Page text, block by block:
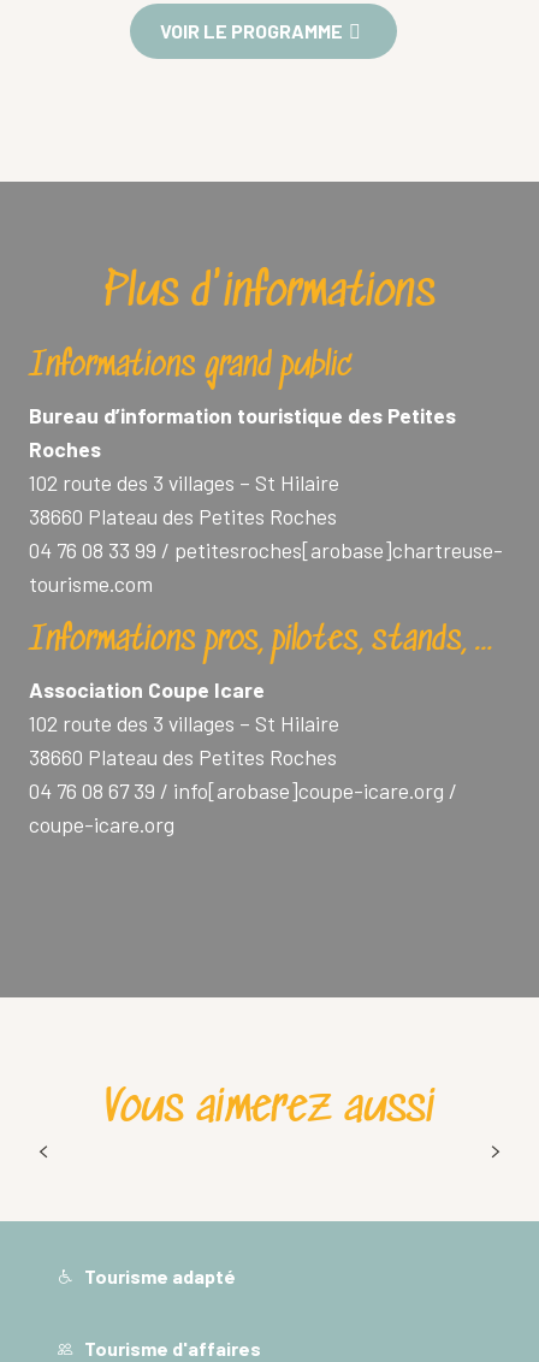
VOIR LE PROGRAMME
Plus d'informations
Informations grand public
Bureau d’information touristique des Petites
Roches
102 route des 3 villages – St Hilaire
38660 Plateau des Petites Roches
04 76 08 33 99 / petitesroches[arobase]chartreuse-
tourisme.com
Informations pros, pilotes, stands, …
Association Coupe Icare
102 route des 3 villages – St Hilaire
38660 Plateau des Petites Roches
04 76 08 67 39 / info[arobase]coupe-icare.org /
coupe-icare.org
Vous aimerez aussi
Que faire en Chartreuse le soir ? Nos plus
Tourisme adapté
Tourisme d'affaires